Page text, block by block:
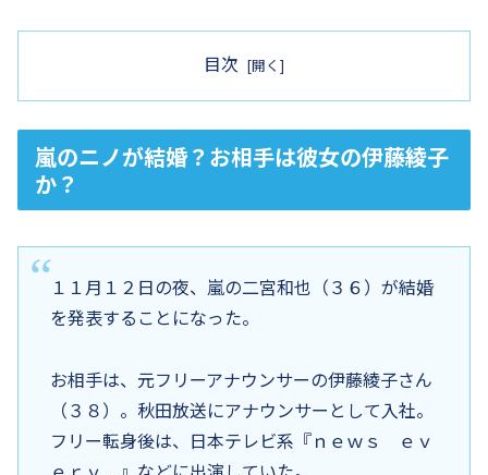
目次
嵐のニノが結婚？お相手は彼女の伊藤綾子
か？
１１月１２日の夜、嵐の二宮和也（３６）が結婚
を発表することになった。
お相手は、元フリーアナウンサーの伊藤綾子さん
（３８）。秋田放送にアナウンサーとして入社。
フリー転身後は、日本テレビ系『ｎｅｗｓ ｅｖ